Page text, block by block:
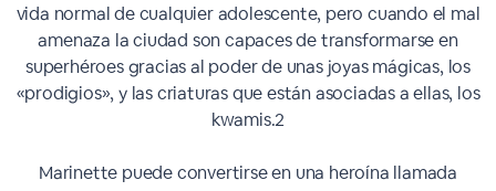
vida normal de cualquier adolescente, pero cuando el mal
amenaza la ciudad son capaces de transformarse en
superhéroes gracias al poder de unas joyas mágicas, los
«prodigios», y las criaturas que están asociadas a ellas, los
kwamis.2​
Marinette puede convertirse en una heroína llamada